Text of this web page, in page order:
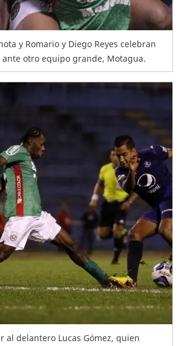
y Romario y Diego Reyes celebran
otro equipo grande, Motagua.
al delantero Lucas Gómez, quien